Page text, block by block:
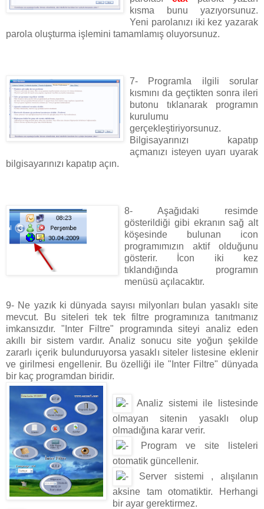
kısma bunu yazıyorsunuz.
Yeni parolanızı iki kez yazarak
parola oluşturma işlemini tamamlamış oluyorsunuz.
7- Programla ilgili sorular
kısmını da geçtikten sonra ileri
butonu tıklanarak programın
kurulumu
gerçekleştiriyorsunuz.
Bilgisayarınızı kapatıp
açmanızı isteyen uyarı uyarak
bilgisayarınızı kapatıp açın.
8- Aşağıdaki resimde
gösterildiği gibi ekranın sağ alt
köşesinde bulunan icon
programımızın aktif olduğunu
gösterir. İcon iki kez
tıklandığında programın
menüsü açılacaktır.
9- Ne yazık ki dünyada sayısı milyonları bulan yasaklı site
mevcut. Bu siteleri tek tek filtre programınıza tanıtmanız
imkansızdır. "Inter Filtre" programında siteyi analiz eden
akıllı bir sistem vardır. Analiz sonucu site yoğun şekilde
zararlı içerik bulunduruyorsa yasaklı siteler listesine eklenir
ve girilmesi engellenir. Bu özelliği ile "Inter Filtre" dünyada
bir kaç programdan biridir.
Analiz sistemi ile listesinde
olmayan sitenin yasaklı olup
olmadığına karar verir.
Program ve site listeleri
otomatik güncellenir.
Server sistemi , alışılanın
aksine tam otomatiktir. Herhangi
bir ayar gerektirmez.